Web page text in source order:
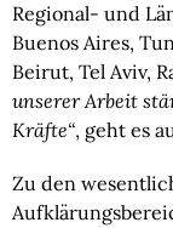
Regional- und
Buenos Aires,
Beirut, Tel Aviv,
unserer Arbeit
Kräfte“, geht es
Zu den